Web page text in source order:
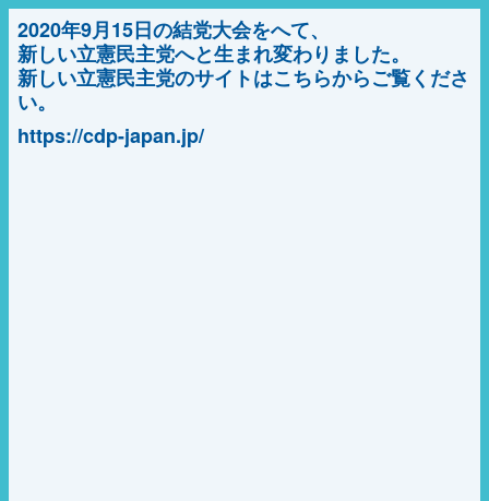
2020年9月15日の結党大会をへて、
新しい立憲民主党へと生まれ変わりました。
新しい立憲民主党のサイトはこちらからご覧くださ
い。
https://cdp-japan.jp/